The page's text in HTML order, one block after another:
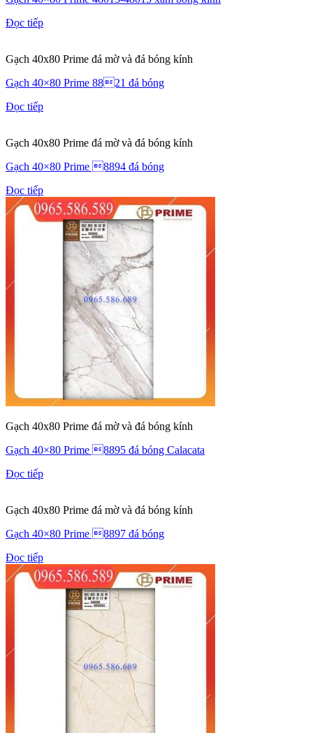
Đọc tiếp
Gạch 40x80 Prime đá mờ và đá bóng kính
Gạch 40×80 Prime 8821 đá bóng
Đọc tiếp
Gạch 40x80 Prime đá mờ và đá bóng kính
Gạch 40×80 Prime 8894 đá bóng
Đọc tiếp
Gạch 40x80 Prime đá mờ và đá bóng kính
Gạch 40×80 Prime 8895 đá bóng Calacata
Đọc tiếp
Gạch 40x80 Prime đá mờ và đá bóng kính
Gạch 40×80 Prime 8897 đá bóng
Đọc tiếp